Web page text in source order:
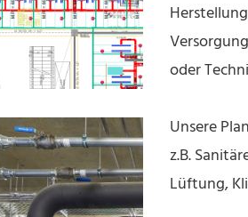
oder
Unsere
z.B.
Lüftung,